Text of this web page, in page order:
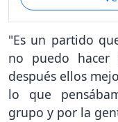
"Es un partido
no puedo hacer
después ellos
lo que
grupo y por la